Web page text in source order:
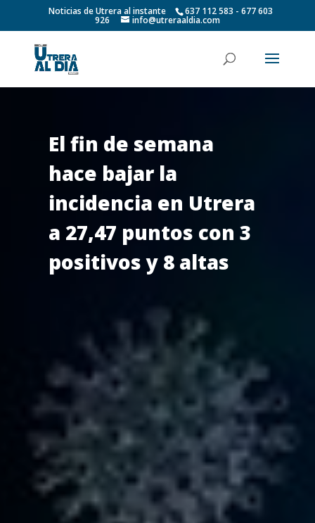
Noticias de Utrera al instante 637 112 583 - 677 603
926 info@utreraaldia.com
El fin de semana
hace bajar la
incidencia en Utrera
a 27,47 puntos con 3
positivos y 8 altas